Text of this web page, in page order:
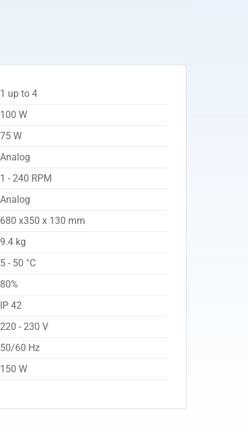
1 up to 4
100 W
75 W
Analog
1 - 240 RPM
Analog
680 x350 x 130 mm
9.4 kg
5 - 50 °C
80%
IP 42
220 - 230 V
50/60 Hz
150 W